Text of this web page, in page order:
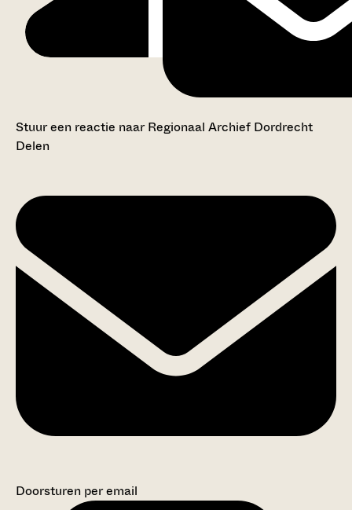
Stuur een reactie naar Regionaal Archief Dordrecht
Delen
Doorsturen per email